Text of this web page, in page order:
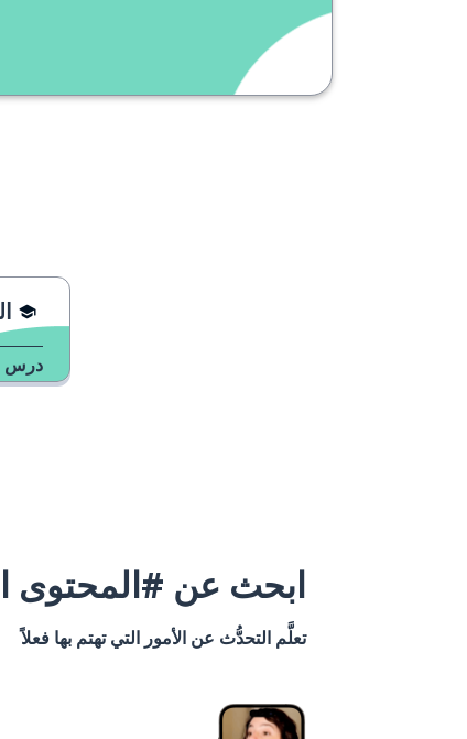
درس
ابحث عن #المحتوى
تعلَّم التحدُّث عن الأمور التي تهتم بها فعلاً